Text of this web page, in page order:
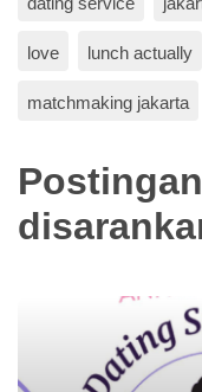
love lunch actually
matchmaking jakarta